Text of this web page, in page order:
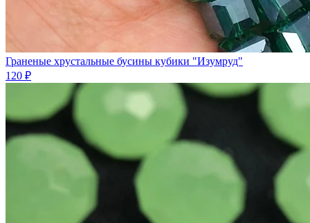
Граненые хрустальные бусины кубики "Изумруд"
120 ₽